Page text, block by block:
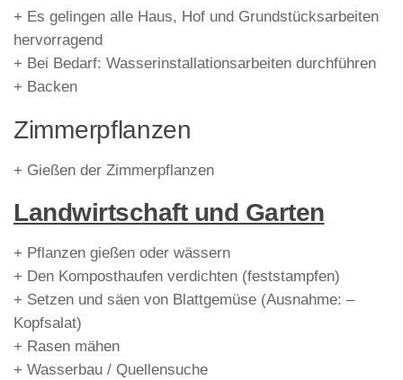
+ Es gelingen alle Haus, Hof und Grundstücksarbeiten
hervorragend
+ Bei Bedarf: Wasserinstallationsarbeiten durchführen
+ Backen
Zimmerpflanzen
+ Gießen der Zimmerpflanzen
Landwirtschaft und Garten
+ Pflanzen gießen oder wässern
+ Den Komposthaufen verdichten (feststampfen)
+ Setzen und säen von Blattgemüse (Ausnahme: –
Kopfsalat)
+ Rasen mähen
+ Wasserbau / Quellensuche